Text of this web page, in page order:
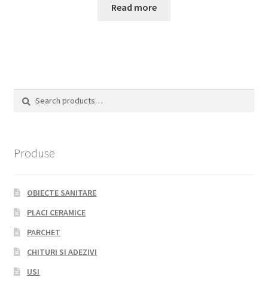
Read more
Search
Search
Produse
OBIECTE SANITARE
PLACI CERAMICE
PARCHET
CHITURI SI ADEZIVI
USI